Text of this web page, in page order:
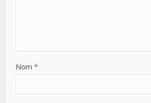
Nom *